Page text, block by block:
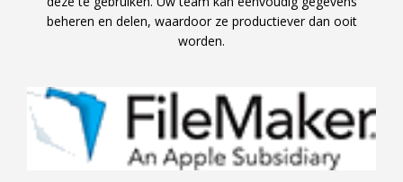
beheren en delen, waardoor ze productiever dan ooit
worden.